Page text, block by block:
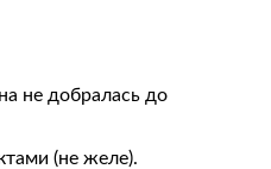
не добралась до
(не желе).